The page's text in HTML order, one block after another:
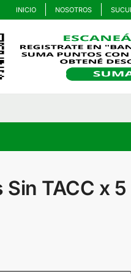
INICIO NOSOTROS
TACC x 5